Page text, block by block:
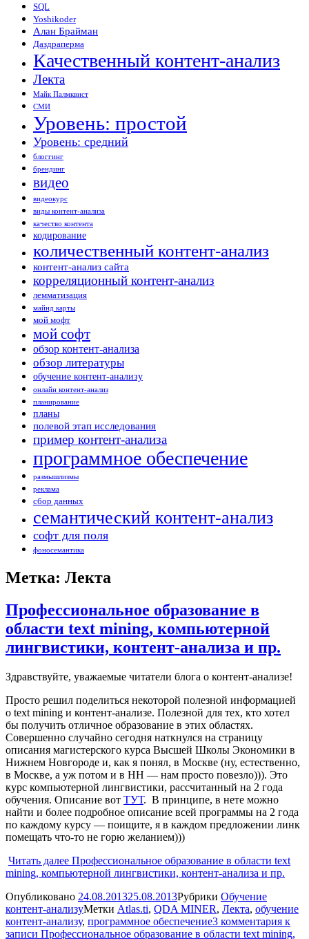
SQL
Yoshikoder
Алан Брайман
Даздраперма
Качественный контент-анализ
Лекта
Майк Палмквист
СМИ
Уровень: простой
Уровень: средний
блоггинг
брендинг
видео
видеокурс
виды контент-анализа
качество контента
кодирование
количественный контент-анализ
контент-анализ сайта
корреляционный контент-анализ
лемматизация
майнд карты
мой мофт
мой софт
обзор контент-анализа
обзор литературы
обучение контент-анализу
онлайн контент-анализ
планирование
планы
полевой этап исследования
пример контент-анализа
программное обеспечение
размышлизмы
реклама
сбор данных
семантический контент-анализ
софт для поля
фоносемантика
Метка: Лекта
Профессиональное образование в
области text mining, компьютерной
лингвистики, контент-анализа и пр.
Здравствуйте, уважаемые читатели блога о контент-анализе!
Просто решил поделиться некоторой полезной информацией
о text mining и контент-анализе. Полезной для тех, кто хотел
бы получить отличное образование в этих областях.
Совершенно случайно сегодня наткнулся на страницу
описания магистерского курса Высшей Школы Экономики в
Нижнем Новгороде и, как я понял, в Москве (ну, естественно,
в Москве, а уж потом и в НН — нам просто повезло))). Это
курс компьютерной лингвистики, рассчитанный на 2 года
обучения. Описание вот ТУТ. В принципе, в нете можно
найти и более подробное описание всей программы на 2 года
по каждому курсу — поищите, я в каждом предложении линк
помещать что-то не горю желанием)))
Читать далее Профессиональное образование в области text
mining, компьютерной лингвистики, контент-анализа и пр.
Опубликовано 24.08.201325.08.2013Рубрики Обучение
контент-анализуМетки Atlas.ti, QDA MINER, Лекта, обучение
контент-анализу, программное обеспечение3 комментария к
записи Профессиональное образование в области text mining,